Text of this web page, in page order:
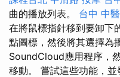
曲的播放列表。 台中 中
在將鼠標指針移到要卸下
點圖標，然後將其選擇為
SoundCloud應用程序，
移動。 嘗試這些功能，